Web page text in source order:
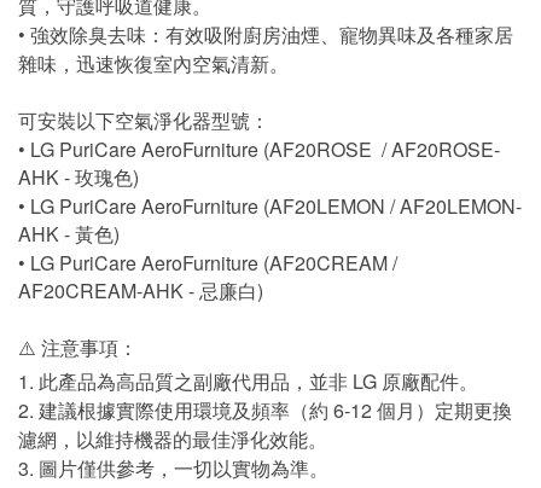
• 強效除臭去味：有效吸附廚房油煙、寵物異味及各種家居
雜味，迅速恢復室內空氣清新。
可安裝以下空氣淨化器型號：
• LG PuriCare AeroFurniture (AF20ROSE / AF20ROSE-
AHK - 玫瑰色)
• LG PuriCare AeroFurniture (AF20LEMON / AF20LEMON-
AHK - 黃色)
• LG PuriCare AeroFurniture (AF20CREAM /
AF20CREAM-AHK - 忌廉白)
⚠️ 注意事項：
1. 此產品為高品質之副廠代用品，並非 LG 原廠配件。
2. 建議根據實際使用環境及頻率（約 6-12 個月）定期更換
濾網，以維持機器的最佳淨化效能。
3. 圖片僅供參考，一切以實物為準。